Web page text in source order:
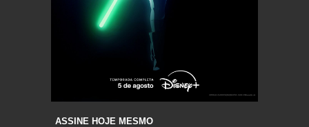
ASSINE HOJE MESMO